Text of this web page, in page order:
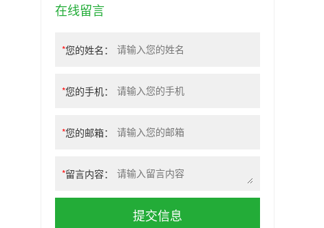
在线留言
*您的姓名：
*您的手机：
*您的邮箱：
*留言内容：
提交信息